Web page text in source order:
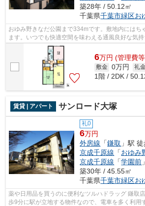
築28年 / 50.12㎡
千葉県千葉市緑区お
おゆみ野きなだ公園まで334mです。敷地内にはち
ます。いつでも快適空間を味わえる通風良好な気持
通信速度でパソコンが使用できる光回線...
6万円 (管理費
敷金 0万円 礼
1階 / 2DK /
賃貸 | アパート サンロード大塚
礼0
6万円
外房線 「鎌取 」駅
京成千原線 「おゆみ
京成千原線 「学園前
築30年 / 45.55㎡
千葉県千葉市緑区お
薬や日用品を買うのに便利なツルハドラッグ 鎌取
歩9分に駅が立地する物件なので、電車を多く利用